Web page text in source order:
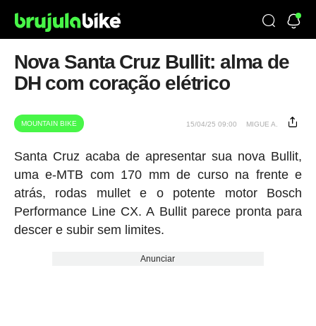
Nova Santa Cruz Bullit: alma de
DH com coração elétrico
MOUNTAIN BIKE 15/04/25 09:00 MIGUE A.
Santa Cruz acaba de apresentar sua nova Bullit,
uma e-MTB com 170 mm de curso na frente e
atrás, rodas mullet e o potente motor Bosch
Performance Line CX. A Bullit parece pronta para
descer e subir sem limites.
Anunciar